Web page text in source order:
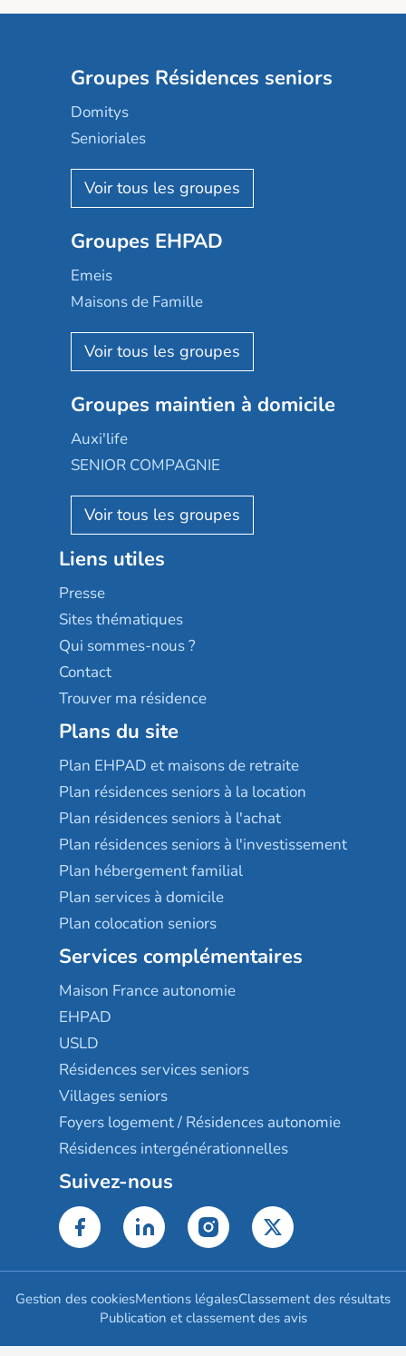
Groupes Résidences seniors
Domitys
Senioriales
Nohée
Les Résidentiels
Mobicap
Domusvi
Happy Senior
Aquarelia
Nexity edenea
Les jardins d'Arcadie
Occitalia
Appartseniors
Reseda
Stella management
Les villages d'or
Sérénys
Résidences services Villa Médicis
Groupes EHPAD
Emeis
Maisons de Famille
Korian
Emera
Groupe SOS
Le Noble Âge
Almage
Résidalya
Groupe aplus
Groupes maintien à domicile
Auxi'life
SENIOR COMPAGNIE
AGE D'OR Services
Liens utiles
Presse
Sites thématiques
Qui sommes-nous ?
Contact
Trouver ma résidence
Plans du site
Plan EHPAD et maisons de retraite
Plan résidences seniors à la location
Plan résidences seniors à l'achat
Plan résidences seniors à l'investissement
Plan hébergement familial
Plan services à domicile
Plan colocation seniors
Services complémentaires
Maison France autonomie
EHPAD
USLD
Résidences services seniors
Villages seniors
Foyers logement / Résidences autonomie
Résidences intergénérationnelles
Suivez-nous
Gestion des cookiesMentions légalesClassement des résultats
Publication et classement des avis